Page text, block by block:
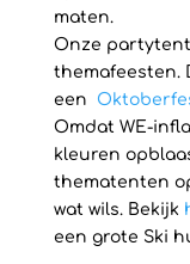
maten.
Onze
themafeesten.
een
Omdat WE-
kleuren
thematenten
wat wils. Bekijk
een grote Ski